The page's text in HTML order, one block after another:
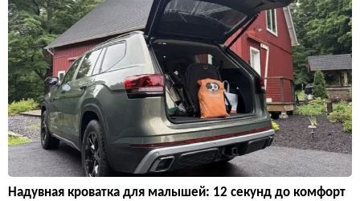
Надувная кроватка для малышей: 12 секунд до комфорт